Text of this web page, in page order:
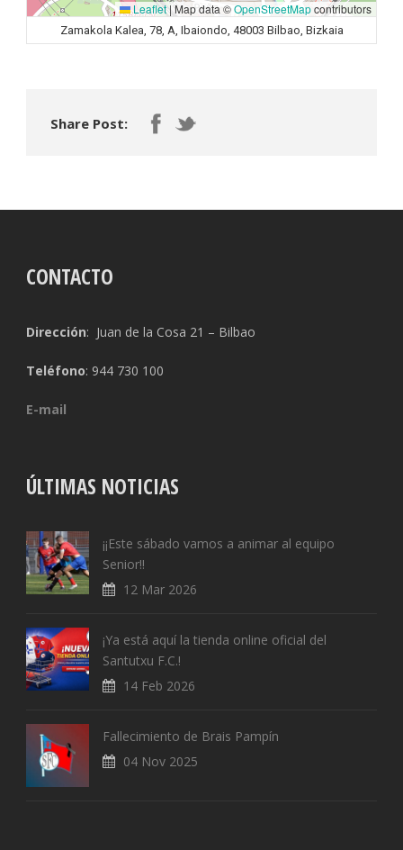
Leaflet|Map data ©OpenStreetMapcontributors
Zamakola Kalea, 78, A, Ibaiondo, 48003 Bilbao, Bizkaia
Share Post:
CONTACTO
Dirección: Juan de la Cosa 21 – Bilbao
Teléfono: 944 730 100
E-mail
ÚLTIMAS NOTICIAS
¡¡Este sábado vamos a animar al equipo
Senior!!
12 Mar 2026
¡Ya está aquí la tienda online oficial del
Santutxu F.C.!
14 Feb 2026
Fallecimiento de Brais Pampín
04 Nov 2025